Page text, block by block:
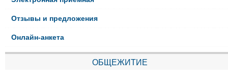
Отзывы и предложения
Онлайн-анкета
ОБЩЕЖИТИЕ